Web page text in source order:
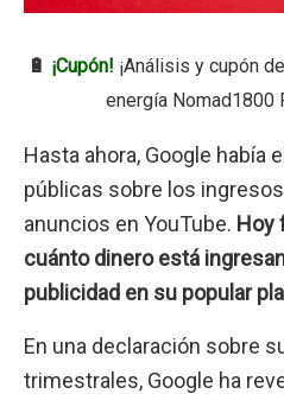
🔋 ¡Cupón! ¡Análisis y cupón
energía Nomad1800
Hasta ahora, Google había
públicas sobre los
anuncios en YouTube. Hoy
cuánto dinero está
publicidad en su popular
En una declaración sobre
trimestrales, Google ha